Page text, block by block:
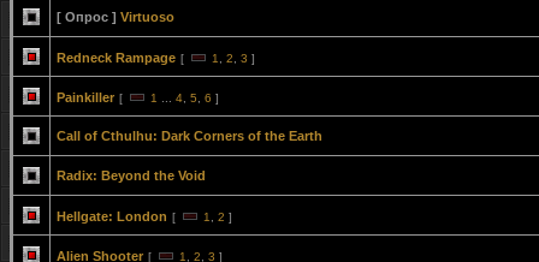
[ Опрос ] Virtuoso
Redneck Rampage [ 1 2 3 ]
Painkiller [ 1 4 5 6 ]
Call of Cthulhu: Dark Corners of the Earth
Radix: Beyond the Void
Hellgate: London [ 1 2 ]
Alien Shooter [ 1 2 3 ]